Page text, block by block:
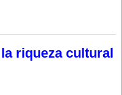
riqueza cultural